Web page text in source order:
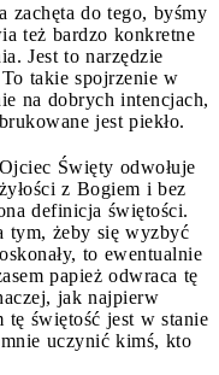
zachęta do tego, byśmy
też bardzo konkretne
Jest to narzędzie
takie spojrzenie w
na dobrych intencjach,
jest piekło.
Święty odwołuje
z Bogiem i bez
definicja świętości.
tym, żeby się wyzbyć
to ewentualnie
papież odwraca tę
jak najpierw
świętość jest w stanie
uczynić kimś, kto